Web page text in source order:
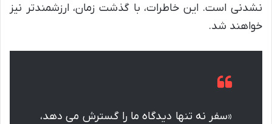
نشدنی است. این خاطرات، با گذشت زمان، ارزشمندتر نیز
خواهند شد.
«سفر نه تنها دیدگاه ما را گسترش می دهد،